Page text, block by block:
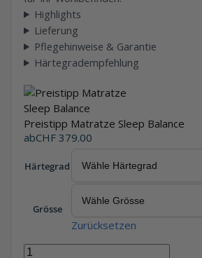
Highlights
Lieferung
Pflegehinweise & Garantie
Härtegradempfehlung
Preistipp Matratze Sleep Balance
abCHF 379.00
Härtegrad
Grösse
Zurücksetzen